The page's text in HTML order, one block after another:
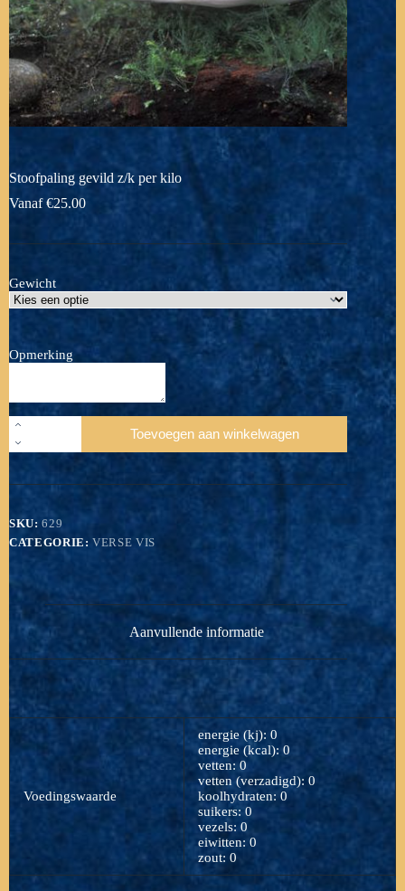
Stoofpaling gevild z/k per kilo
Vanaf €25.00
Gewicht
Opmerking
Stoofpaling
z/k
kilo
Toevoegen aan winkelwagen
SKU:629
CATEGORIE:VERSE VIS
Aanvullende informatie
Voedingswaarde
energie (kj): 0
energie (kcal): 0
vetten: 0
vetten (verzadigd): 0
koolhydraten: 0
suikers: 0
vezels: 0
eiwitten: 0
zout: 0